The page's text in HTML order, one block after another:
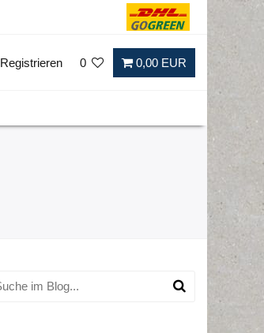
Registrieren 0 0,00 EUR